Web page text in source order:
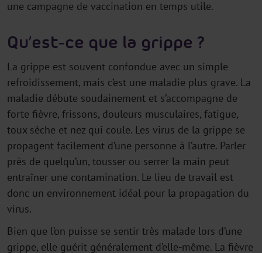
une campagne de vaccination en temps utile.
Qu’est-ce que la grippe ?
La grippe est souvent confondue avec un simple
refroidissement, mais c’est une maladie plus grave. La
maladie débute soudainement et s’accompagne de
forte fièvre, frissons, douleurs musculaires, fatigue,
toux sèche et nez qui coule. Les virus de la grippe se
propagent facilement d’une personne à l’autre. Parler
près de quelqu’un, tousser ou serrer la main peut
entraîner une contamination. Le lieu de travail est
donc un environnement idéal pour la propagation du
virus.
Bien que l’on puisse se sentir très malade lors d’une
grippe, elle guérit généralement d’elle-même. La fièvre